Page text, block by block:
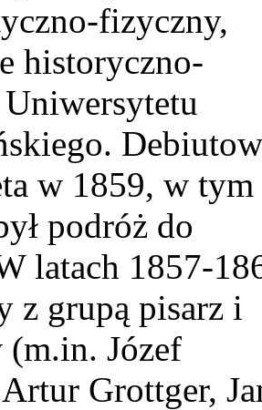
fizyczny,
historyczno-
w 1859, w tym
podróż do
latach 1857-
z grupą pisarz i
(m.in. Józef
Grottger,